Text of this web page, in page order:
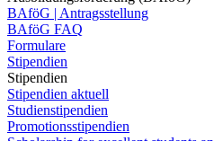
BAföG | Antragsstellung
BAföG FAQ
Formulare
Stipendien
Stipendien
Stipendien aktuell
Studienstipendien
Promotionsstipendien